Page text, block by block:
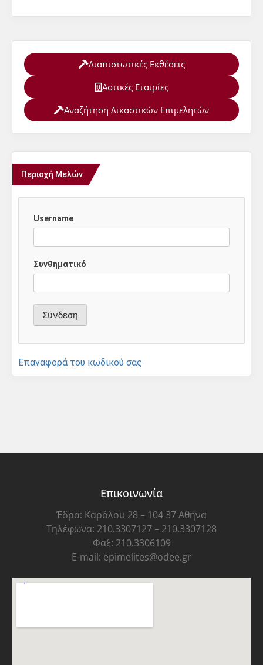
Διαπιστωτικές Εκθέσεις
Αστικές Εταιρίες
Αναζήτηση Δικαστικών Επιμελητών
Περιοχή Μελών
Username
Συνθηματικό
Επαναφορά του κωδικού σας
Επικοινωνία
Έδρα: Καρόλου 28 – 104 37 Αθήνα
Τηλέφωνα: 210.3307127 – 210.3307128
Φαξ: 210.3306109
E-mail: epimelites@odee.gr